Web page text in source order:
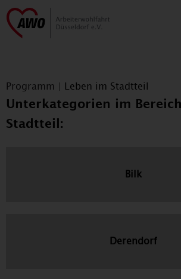
Programm Leben im Stadtteil
Unterkategorien im
Stadtteil:
Bilk
Derendorf